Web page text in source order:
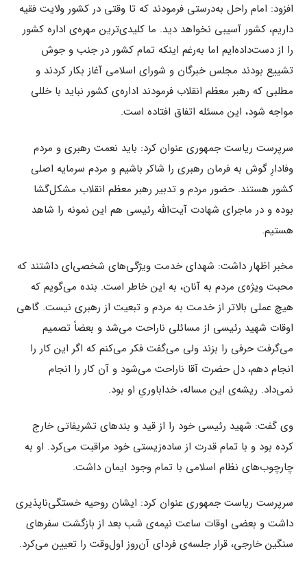
افزود: امام راحل به‌درستی فرمودند که تا وقتی در کشور ولایت فقیه
داریم، کشور آسیبی نخواهد دید. ما کلیدی‌ترین مهره‌ی اداره کشور
را از دست‌داده‌ایم اما به‌رغم اینکه تمام کشور در جنب و جوش
تشییع بودند مجلس خبرگان و شورای اسلامی آغاز بکار کردند و
مطلبی که رهبر معظم انقلاب فرمودند اداره‌ی کشور نباید با خللی
مواجه شود، این مسئله اتفاق افتاده است.
سرپرست ریاست جمهوری عنوان کرد: باید نعمت رهبری و مردم
وفادارِ گوش به فرمان رهبری را شاکر باشیم و مردم سرمایه اصلی
کشور هستند. حضور مردم و تدبیر رهبر معظم انقلاب مشکل‌گشا
بوده و در ماجرای شهادت آیت‌الله رئیسی هم این نمونه را شاهد
هستیم.
مخبر اظهار داشت: شهدای خدمت ویژگی‌های شخصی‌ای داشتند که
محبت ویژه‌ی مردم به آنان، به این خاطر است. بنده می‌گویم که
هیچ عملی بالاتر از خدمت به مردم و تبعیت از رهبری نیست. گاهی
اوقات شهید رئیسی از مسائلی ناراحت می‌شد و بعضاً تصمیم
می‌گرفت حرفی را بزند ولی می‌گفت فکر می‌کنم که اگر این کار را
انجام دهم، دل حضرت آقا ناراحت می‌شود و آن کار را انجام
نمی‌داد. ریشه‌ی این مساله، خداباوریِ او بود.
وی گفت: شهید رئیسی خود را از قید و بندهای تشریفاتی خارج
کرده بود و با تمام قدرت از ساده‌زیستی خود مراقبت می‌کرد. او به
چارچوب‌های نظام اسلامی با تمام وجود ایمان داشت.
سرپرست ریاست جمهوری عنوان کرد: ایشان روحیه خستگی‌ناپذیری
داشت و بعضی اوقات ساعت نیمه‌ی شب بعد از بازگشت سفرهای
سنگین خارجی، قرار جلسه‌ی فردای آن‌روز اول‌وقت را تعیین می‌کرد.